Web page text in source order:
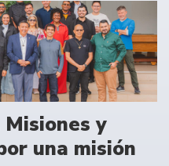
y
una misión